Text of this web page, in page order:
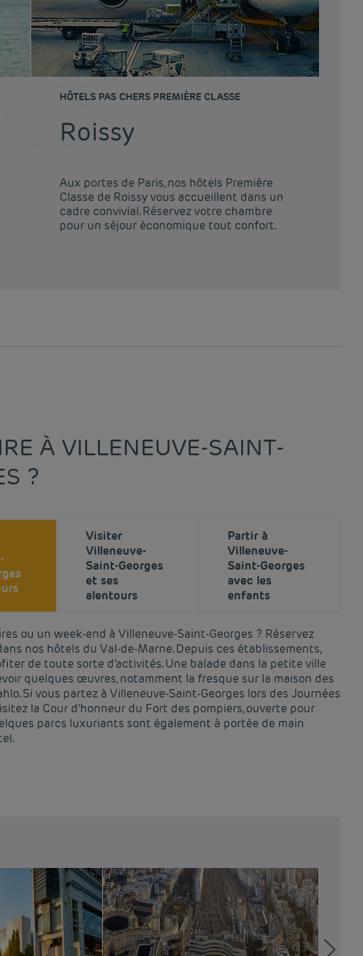
HÔTELS PAS CHERS PREMIÈRE CLASSE
Roissy
Aux portes de Paris, nos hôtels Première
Classe de Roissy vous accueillent dans un
cadre convivial. Réservez votre chambre
pour un séjour économique tout confort.
À VILLENEUVE-SAINT-
?
Visiter
Villeneuve-
Saint-Georges
et ses
alentours
Partir à
Villeneuve-
Saint-Georges
avec les
enfants
ou un week-end à Villeneuve-Saint-Georges ? Réservez
nos hôtels du Val-de-Marne. Depuis ces établissements,
de toute sorte d'activités. Une balade dans la petite ville
quelques œuvres, notamment la fresque sur la maison des
Si vous partez à Villeneuve-Saint-Georges lors des Journées
la Cour d’honneur du Fort des pompiers, ouverte pour
parcs luxuriants sont également à portée de main